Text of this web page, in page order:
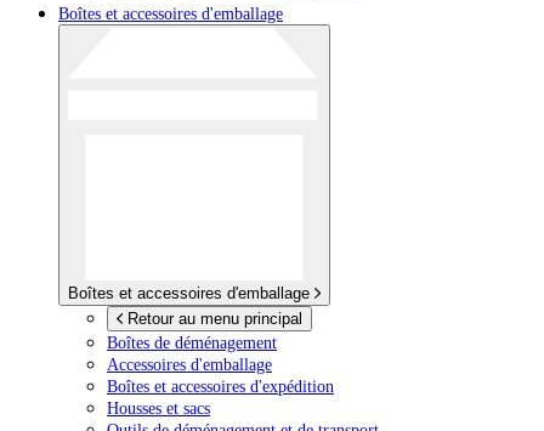
Boîtes et accessoires d'emballage
Boîtes et accessoires d'emballage
Retour au menu principal
Boîtes de déménagement
Accessoires d'emballage
Boîtes et accessoires d'expédition
Housses et sacs